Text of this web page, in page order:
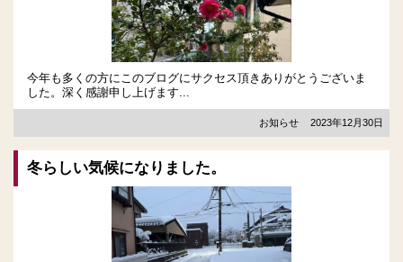
今年も多くの方にこのブログにサクセス頂きありがとうございま
した。深く感謝申し上げます...
お知らせ 2023年12月30日
冬らしい気候になりました。